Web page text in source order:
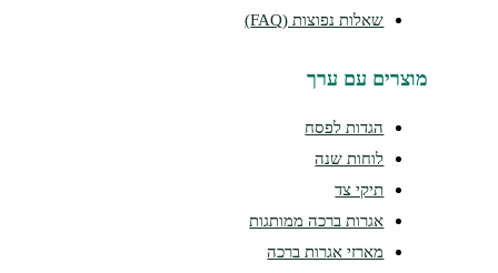
שאלות נפוצות (FAQ)
עם ערך
הגדות לפסח
לוחות שנה
אגרות ברכה ממותגות
מארזי אגרות ברכה